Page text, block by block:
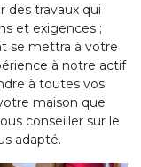
des travaux qui
et exigences ;
se mettra à votre
à notre actif
à toutes vos
maison que
conseiller sur le
adapté.